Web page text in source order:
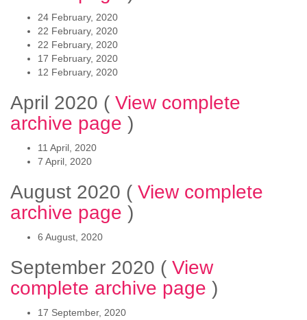
24 February, 2020
22 February, 2020
22 February, 2020
17 February, 2020
12 February, 2020
April 2020 ( View complete
archive page )
11 April, 2020
7 April, 2020
August 2020 ( View complete
archive page )
6 August, 2020
September 2020 ( View
complete archive page )
17 September, 2020